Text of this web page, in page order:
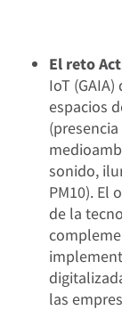
El reto
IoT
espacios
sonido,
PM10). El
de la
las